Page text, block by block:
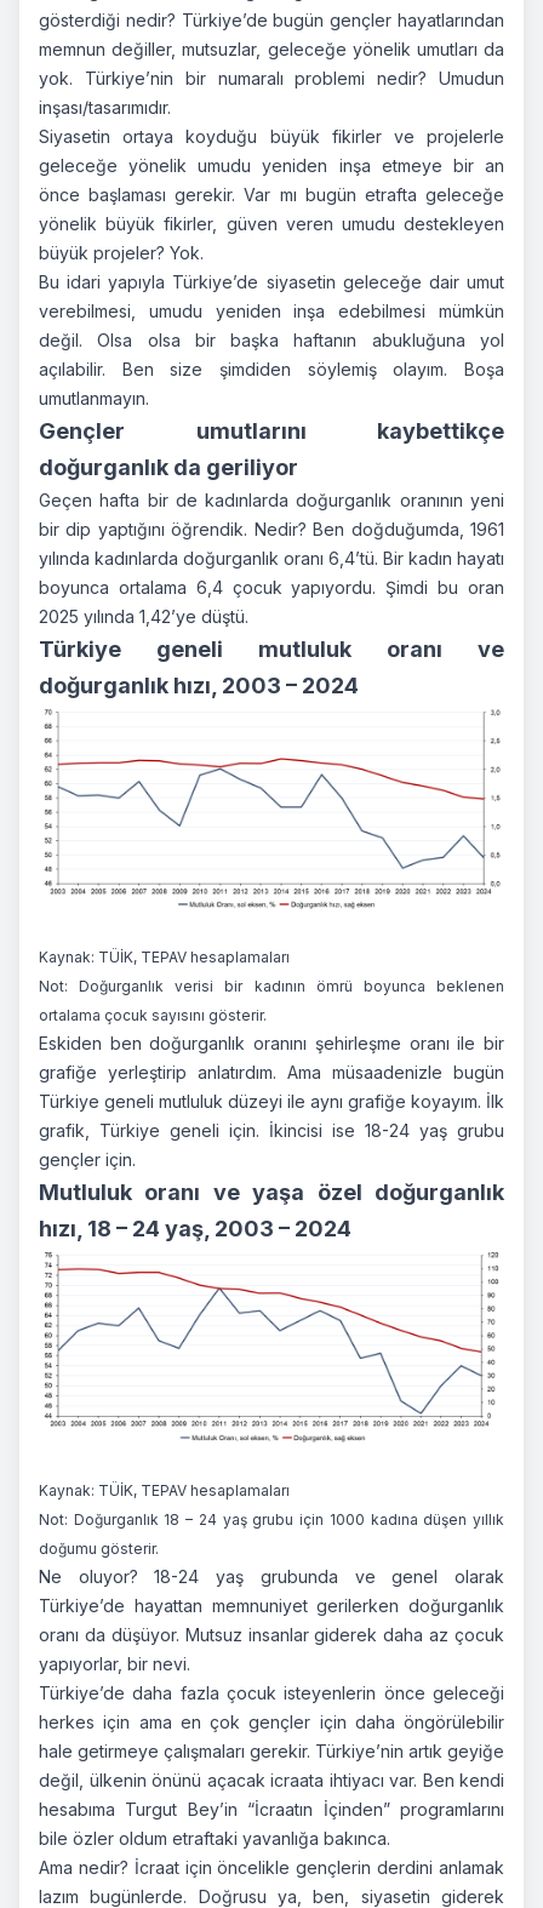
gösterdiği nedir? Türkiye’de bugün gençler hayatlarından
memnun değiller, mutsuzlar, geleceğe yönelik umutları da
yok. Türkiye’nin bir numaralı problemi nedir? Umudun
inşası/tasarımıdır.
Siyasetin ortaya koyduğu büyük fikirler ve projelerle
geleceğe yönelik umudu yeniden inşa etmeye bir an
önce başlaması gerekir. Var mı bugün etrafta geleceğe
yönelik büyük fikirler, güven veren umudu destekleyen
büyük projeler? Yok.
Bu idari yapıyla Türkiye’de siyasetin geleceğe dair umut
verebilmesi, umudu yeniden inşa edebilmesi mümkün
değil. Olsa olsa bir başka haftanın abukluğuna yol
açılabilir. Ben size şimdiden söylemiş olayım. Boşa
umutlanmayın.
Gençler umutlarını kaybettikçe
doğurganlık da geriliyor
Geçen hafta bir de kadınlarda doğurganlık oranının yeni
bir dip yaptığını öğrendik. Nedir? Ben doğduğumda, 1961
yılında kadınlarda doğurganlık oranı 6,4’tü. Bir kadın hayatı
boyunca ortalama 6,4 çocuk yapıyordu. Şimdi bu oran
2025 yılında 1,42’ye düştü.
Türkiye geneli mutluluk oranı ve
doğurganlık hızı, 2003 – 2024
Kaynak: TÜİK, TEPAV hesaplamaları
Not: Doğurganlık verisi bir kadının ömrü boyunca beklenen
ortalama çocuk sayısını gösterir.
Eskiden ben doğurganlık oranını şehirleşme oranı ile bir
grafiğe yerleştirip anlatırdım. Ama müsaadenizle bugün
Türkiye geneli mutluluk düzeyi ile aynı grafiğe koyayım. İlk
grafik, Türkiye geneli için. İkincisi ise 18-24 yaş grubu
gençler için.
Mutluluk oranı ve yaşa özel doğurganlık
hızı, 18 – 24 yaş, 2003 – 2024
Kaynak: TÜİK, TEPAV hesaplamaları
Not: Doğurganlık 18 – 24 yaş grubu için 1000 kadına düşen yıllık
doğumu gösterir.
Ne oluyor? 18-24 yaş grubunda ve genel olarak
Türkiye’de hayattan memnuniyet gerilerken doğurganlık
oranı da düşüyor. Mutsuz insanlar giderek daha az çocuk
yapıyorlar, bir nevi.
Türkiye’de daha fazla çocuk isteyenlerin önce geleceği
herkes için ama en çok gençler için daha öngörülebilir
hale getirmeye çalışmaları gerekir. Türkiye’nin artık geyiğe
değil, ülkenin önünü açacak icraata ihtiyacı var. Ben kendi
hesabıma Turgut Bey’in “İcraatın İçinden” programlarını
bile özler oldum etraftaki yavanlığa bakınca.
Ama nedir? İcraat için öncelikle gençlerin derdini anlamak
lazım bugünlerde. Doğrusu ya, ben, siyasetin giderek